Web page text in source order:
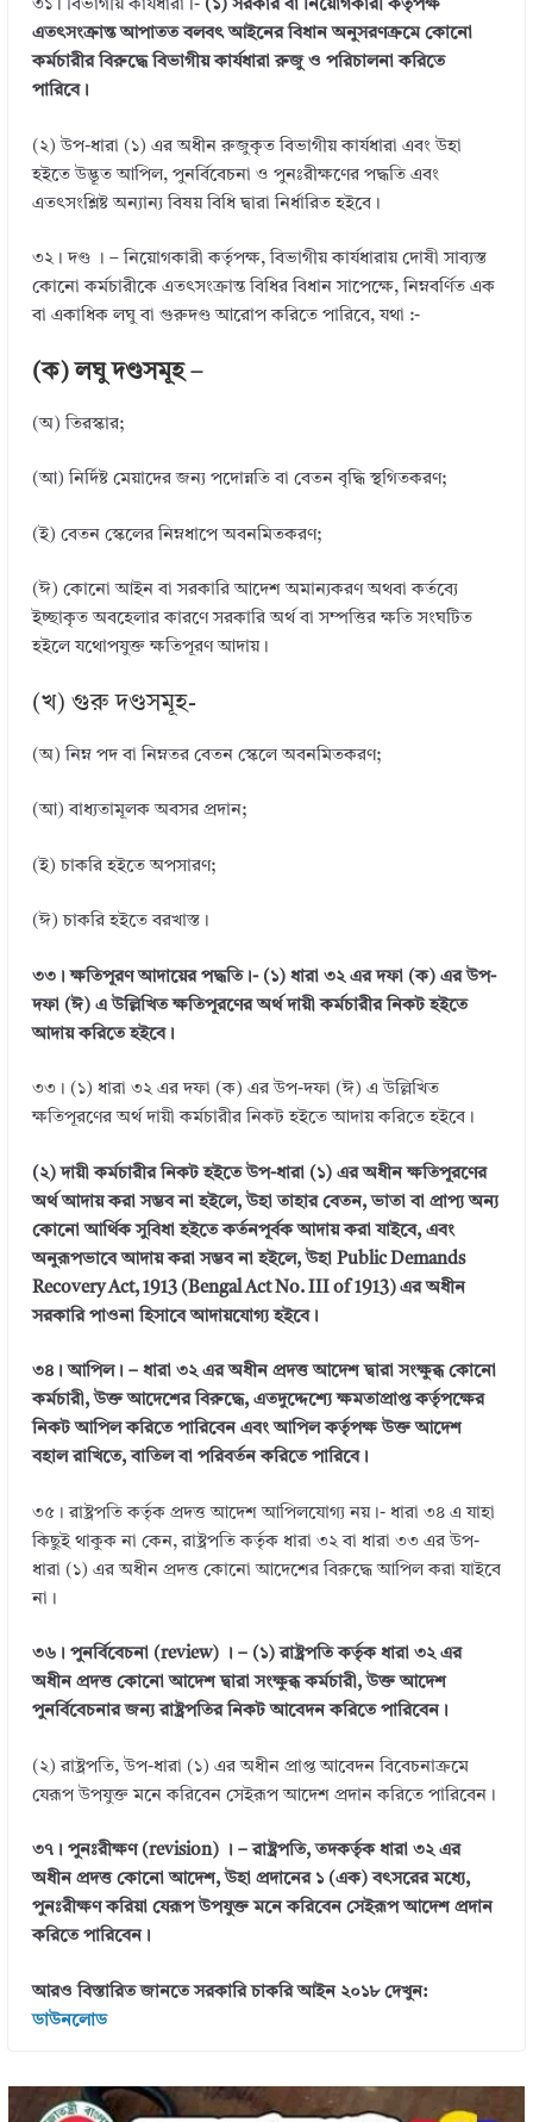
n
o
k
৩১। বিভাগীয় কার্যধারা।- (১) সরকার বা নিয়োগকারী কর্তৃপক্ষ
এতৎসংক্রান্ত আপাতত বলবৎ আইনের বিধান অনুসরণক্রমে কোনো
কর্মচারীর বিরুদ্ধে বিভাগীয় কার্যধারা রুজু ও পরিচালনা করিতে
পারিবে।
(২) উপ-ধারা (১) এর অধীন রুজুকৃত বিভাগীয় কার্যধারা এবং উহা
হইতে উদ্ভূত আপিল, পুনর্বিবেচনা ও পুনঃরীক্ষণের পদ্ধতি এবং
এতৎসংশ্লিষ্ট অন্যান্য বিষয় বিধি দ্বারা নির্ধারিত হইবে।
৩২। দণ্ড । – নিয়োগকারী কর্তৃপক্ষ, বিভাগীয় কার্যধারায় দোষী সাব্যস্ত
কোনো কর্মচারীকে এতৎসংক্রান্ত বিধির বিধান সাপেক্ষে, নিম্নবর্ণিত এক
বা একাধিক লঘু বা গুরুদণ্ড আরোপ করিতে পারিবে, যথা :-
(ক) লঘু দণ্ডসমূহ –
(অ) তিরস্কার;
(আ) নির্দিষ্ট মেয়াদের জন্য পদোন্নতি বা বেতন বৃদ্ধি স্থগিতকরণ;
(ই) বেতন স্কেলের নিম্নধাপে অবনমিতকরণ;
(ঈ) কোনো আইন বা সরকারি আদেশ অমান্যকরণ অথবা কর্তব্যে
ইচ্ছাকৃত অবহেলার কারণে সরকারি অর্থ বা সম্পত্তির ক্ষতি সংঘটিত
হইলে যথোপযুক্ত ক্ষতিপূরণ আদায়।
(খ) গুরু দণ্ডসমূহ-
(অ) নিম্ন পদ বা নিম্নতর বেতন স্কেলে অবনমিতকরণ;
(আ) বাধ্যতামূলক অবসর প্রদান;
(ই) চাকরি হইতে অপসারণ;
(ঈ) চাকরি হইতে বরখাস্ত।
৩৩। ক্ষতিপূরণ আদায়ের পদ্ধতি।- (১) ধারা ৩২ এর দফা (ক) এর উপ-
দফা (ঈ) এ উল্লিখিত ক্ষতিপূরণের অর্থ দায়ী কর্মচারীর নিকট হইতে
আদায় করিতে হইবে।
৩৩। (১) ধারা ৩২ এর দফা (ক) এর উপ-দফা (ঈ) এ উল্লিখিত
ক্ষতিপূরণের অর্থ দায়ী কর্মচারীর নিকট হইতে আদায় করিতে হইবে।
(২) দায়ী কর্মচারীর নিকট হইতে উপ-ধারা (১) এর অধীন ক্ষতিপূরণের
অর্থ আদায় করা সম্ভব না হইলে, উহা তাহার বেতন, ভাতা বা প্রাপ্য অন্য
কোনো আর্থিক সুবিধা হইতে কর্তনপূর্বক আদায় করা যাইবে, এবং
অনুরূপভাবে আদায় করা সম্ভব না হইলে, উহা Public Demands
Recovery Act, 1913 (Bengal Act No. III of 1913) এর অধীন
সরকারি পাওনা হিসাবে আদায়যোগ্য হইবে।
৩৪। আপিল। – ধারা ৩২ এর অধীন প্রদত্ত আদেশ দ্বারা সংক্ষুব্ধ কোনো
কর্মচারী, উক্ত আদেশের বিরুদ্ধে, এতদুদ্দেশ্যে ক্ষমতাপ্রাপ্ত কর্তৃপক্ষের
নিকট আপিল করিতে পারিবেন এবং আপিল কর্তৃপক্ষ উক্ত আদেশ
বহাল রাখিতে, বাতিল বা পরিবর্তন করিতে পারিবে।
৩৫। রাষ্ট্রপতি কর্তৃক প্রদত্ত আদেশ আপিলযোগ্য নয়।- ধারা ৩৪ এ যাহা
কিছুই থাকুক না কেন, রাষ্ট্রপতি কর্তৃক ধারা ৩২ বা ধারা ৩৩ এর উপ-
ধারা (১) এর অধীন প্রদত্ত কোনো আদেশের বিরুদ্ধে আপিল করা যাইবে
না।
৩৬। পুনর্বিবেচনা (review) । – (১) রাষ্ট্রপতি কর্তৃক ধারা ৩২ এর
অধীন প্রদত্ত কোনো আদেশ দ্বারা সংক্ষুব্ধ কর্মচারী, উক্ত আদেশ
পুনর্বিবেচনার জন্য রাষ্ট্রপতির নিকট আবেদন করিতে পারিবেন।
(২) রাষ্ট্রপতি, উপ-ধারা (১) এর অধীন প্রাপ্ত আবেদন বিবেচনাক্রমে
যেরূপ উপযুক্ত মনে করিবেন সেইরূপ আদেশ প্রদান করিতে পারিবেন।
৩৭। পুনঃরীক্ষণ (revision) । – রাষ্ট্রপতি, তদকর্তৃক ধারা ৩২ এর
অধীন প্রদত্ত কোনো আদেশ, উহা প্রদানের ১ (এক) বৎসরের মধ্যে,
পুনঃরীক্ষণ করিয়া যেরূপ উপযুক্ত মনে করিবেন সেইরূপ আদেশ প্রদান
করিতে পারিবেন।
আরও বিস্তারিত জানতে সরকারি চাকরি আইন ২০১৮ দেখুন:
ডাউনলোড